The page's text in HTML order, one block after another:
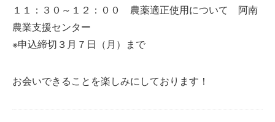
１１：３０～１２：００ 農薬適正使用について 阿南
農業支援センター
※申込締切３月７日（月）まで
お会いできることを楽しみにしております！